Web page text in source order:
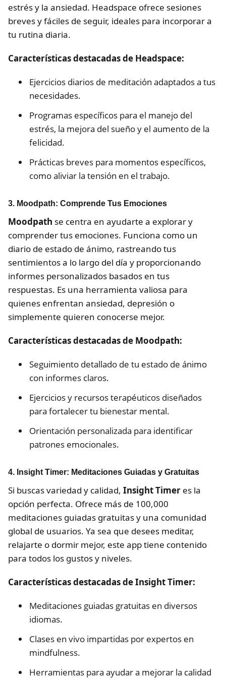
estrés y la ansiedad. Headspace ofrece sesiones
breves y fáciles de seguir, ideales para incorporar a
tu rutina diaria.
Características destacadas de Headspace:
Ejercicios diarios de meditación adaptados a tus
necesidades.
Programas específicos para el manejo del
estrés, la mejora del sueño y el aumento de la
felicidad.
Prácticas breves para momentos específicos,
como aliviar la tensión en el trabajo.
3. Moodpath: Comprende Tus Emociones
Moodpath se centra en ayudarte a explorar y
comprender tus emociones. Funciona como un
diario de estado de ánimo, rastreando tus
sentimientos a lo largo del día y proporcionando
informes personalizados basados en tus
respuestas. Es una herramienta valiosa para
quienes enfrentan ansiedad, depresión o
simplemente quieren conocerse mejor.
Características destacadas de Moodpath:
Seguimiento detallado de tu estado de ánimo
con informes claros.
Ejercicios y recursos terapéuticos diseñados
para fortalecer tu bienestar mental.
Orientación personalizada para identificar
patrones emocionales.
4. Insight Timer: Meditaciones Guiadas y Gratuitas
Si buscas variedad y calidad, Insight Timer es la
opción perfecta. Ofrece más de 100,000
meditaciones guiadas gratuitas y una comunidad
global de usuarios. Ya sea que desees meditar,
relajarte o dormir mejor, este app tiene contenido
para todos los gustos y niveles.
Características destacadas de Insight Timer:
Meditaciones guiadas gratuitas en diversos
idiomas.
Clases en vivo impartidas por expertos en
mindfulness.
Herramientas para ayudar a mejorar la calidad